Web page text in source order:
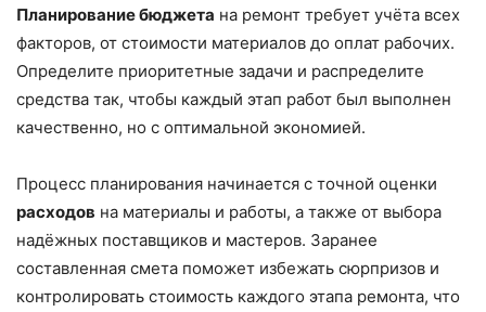
Планирование бюджета на ремонт требует учёта всех
факторов, от стоимости материалов до оплат рабочих.
Определите приоритетные задачи и распределите
средства так, чтобы каждый этап работ был выполнен
качественно, но с оптимальной экономией.
Процесс планирования начинается с точной оценки
расходов на материалы и работы, а также от выбора
надёжных поставщиков и мастеров. Заранее
составленная смета поможет избежать сюрпризов и
контролировать стоимость каждого этапа ремонта, что